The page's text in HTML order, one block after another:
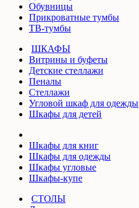
Обувницы
Прикроватные тумбы
ТВ-тумбы
ШКАФЫ
Витрины и буфеты
Детские стеллажи
Пеналы
Стеллажи
Угловой шкаф для одежды
Шкафы для детей
Шкафы для книг
Шкафы для одежды
Шкафы угловые
Шкафы-купе
СТОЛЫ